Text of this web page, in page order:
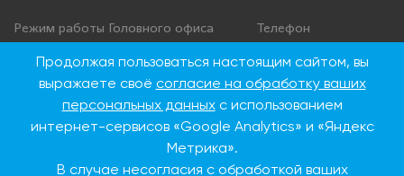
Режим работы Головного офиса
Понедельник - четверг: с 9:00 до
18:00
Суббота, воскресенье: выходные
Телефон
+7 495 276 00 22
8 800 100 00 22
России)
Продолжая пользоваться настоящим сайтом, вы
выражаете своё согласие на обработку ваших
персональных данныхс использованием
интернет-сервисов «Google Analytics» и «Яндекс
Метрика».
В случае несогласия с обработкой ваших